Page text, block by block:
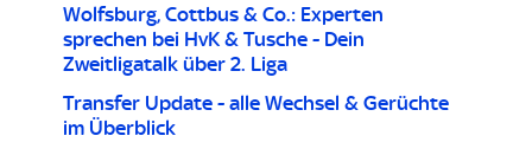
Wolfsburg, Cottbus & Co.: Experten
sprechen bei HvK & Tusche - Dein
Zweitligatalk über 2. Liga
Transfer Update - alle Wechsel & Gerüchte
im Überblick